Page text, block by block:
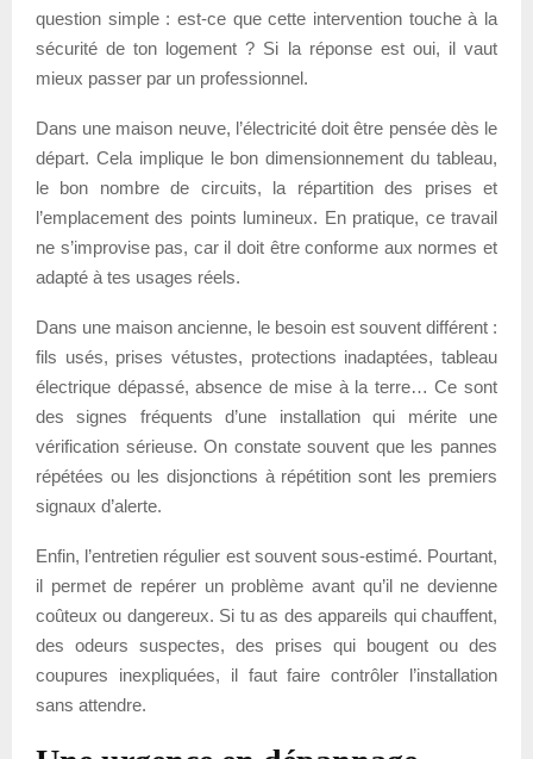
question simple : est-ce que cette intervention touche à la
sécurité de ton logement ? Si la réponse est oui, il vaut
mieux passer par un professionnel.
Dans une maison neuve, l’électricité doit être pensée dès le
départ. Cela implique le bon dimensionnement du tableau,
le bon nombre de circuits, la répartition des prises et
l’emplacement des points lumineux. En pratique, ce travail
ne s’improvise pas, car il doit être conforme aux normes et
adapté à tes usages réels.
Dans une maison ancienne, le besoin est souvent différent :
fils usés, prises vétustes, protections inadaptées, tableau
électrique dépassé, absence de mise à la terre… Ce sont
des signes fréquents d’une installation qui mérite une
vérification sérieuse. On constate souvent que les pannes
répétées ou les disjonctions à répétition sont les premiers
signaux d’alerte.
Enfin, l’entretien régulier est souvent sous-estimé. Pourtant,
il permet de repérer un problème avant qu’il ne devienne
coûteux ou dangereux. Si tu as des appareils qui chauffent,
des odeurs suspectes, des prises qui bougent ou des
coupures inexpliquées, il faut faire contrôler l’installation
sans attendre.